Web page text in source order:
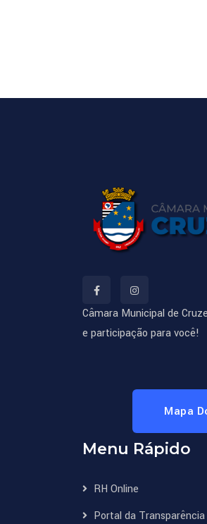
Câmara Municipal de
e participação para você!
Mapa
Menu Rápido
RH Online
Portal da Transparência